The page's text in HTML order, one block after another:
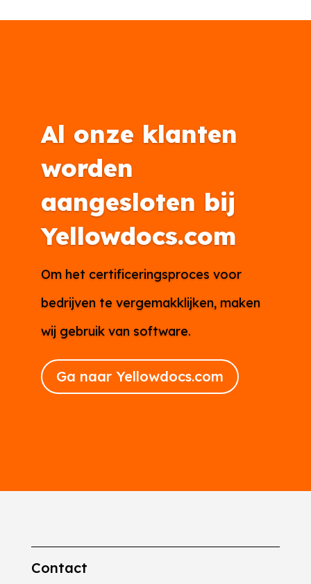
Al onze klanten
worden
aangesloten bij
Yellowdocs.com
Om het certificeringsproces voor
bedrijven te vergemakklijken, maken
wij gebruik van software.
Ga naar Yellowdocs.com
Contact